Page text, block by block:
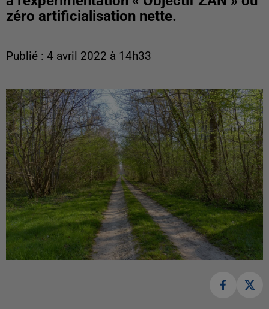
zéro artificialisation nette.
Publié : 4 avril 2022 à 14h33